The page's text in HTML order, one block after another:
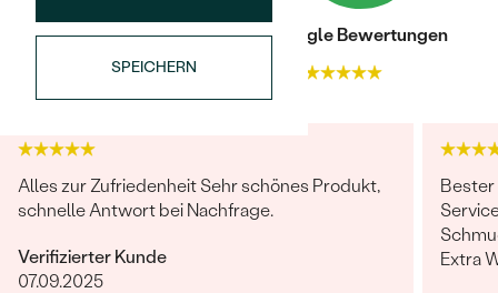
NACH DER FARBE
NACH DER FORM
DIAMANTEN
Ohrrinnge
Personalisierte
Halsketten
Meistverkaufte
Ringe
ANSEHEN
SPEICHERN
Trusted shop BewertungenGoogle Bewertungen
Alles zur Zufriedenheit Sehr schönes Produkt,
schnelle Antwort bei Nachfrage.
Verifizierter Kunde
07.09.2025
Bester
Extra